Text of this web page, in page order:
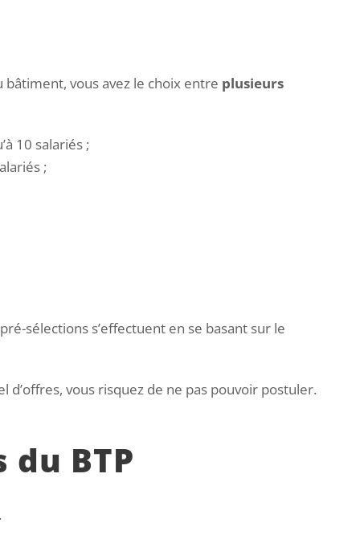
bâtiment, vous avez le choix entre plusieurs
10 salariés ;
;
sélections s’effectuent en se basant sur le
d’offres, vous risquez de ne pas pouvoir postuler.
BTP